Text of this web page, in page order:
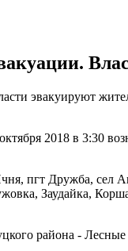
эвакуируют
2018 в 3:30
пгт Дружба, сел
Заудайка,
района -